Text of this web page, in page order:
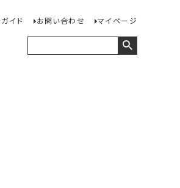
イド お問い合わせ マイページ